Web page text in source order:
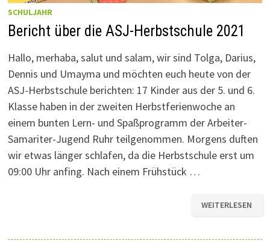
SCHULJAHR
Bericht über die ASJ-Herbstschule 2021
Hallo, merhaba, salut und salam, wir sind Tolga, Darius,
Dennis und Umayma und möchten euch heute von der
ASJ-Herbstschule berichten: 17 Kinder aus der 5. und 6.
Klasse haben in der zweiten Herbstferienwoche an
einem bunten Lern- und Spaßprogramm der Arbeiter-
Samariter-Jugend Ruhr teilgenommen. Morgens duften
wir etwas länger schlafen, da die Herbstschule erst um
09:00 Uhr anfing. Nach einem Frühstück …
ÜBER
WEITERLESEN